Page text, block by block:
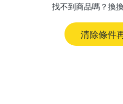
找不到商品嗎？換
清除條件